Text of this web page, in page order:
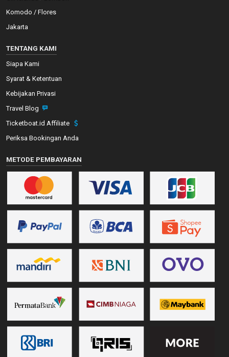
Komodo / Flores
Jakarta
TENTANG KAMI
Siapa Kami
Syarat & Ketentuan
Kebijakan Privasi
Travel Blog
Ticketboat.id Affiliate
Periksa Bookingan Anda
METODE PEMBAYARAN